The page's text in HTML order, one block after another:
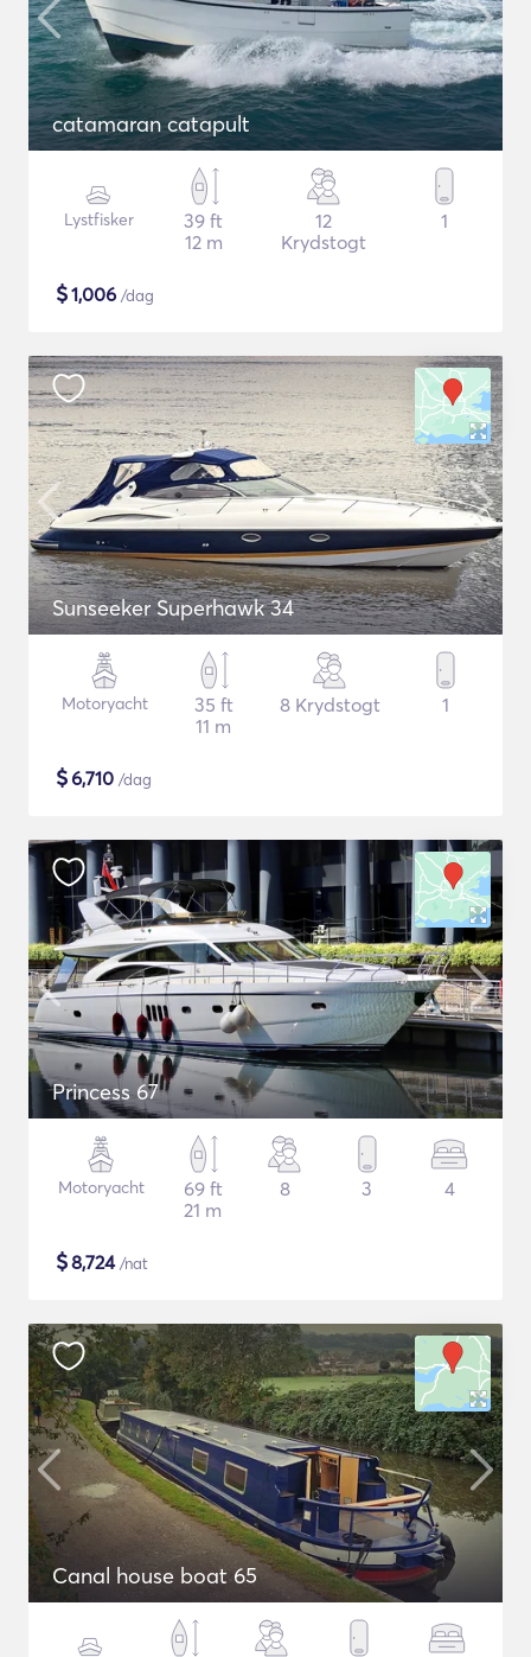
catamaran catapult
Lystfisker
39 ft
12 m
12
Krydstogt
1
$1,006 /dag
Sunseeker Superhawk 34
Motoryacht
35 ft
11 m
8 Krydstogt 1
$6,710 /dag
Princess 67
Motoryacht
69 ft
21 m
8 3 4
$8,724/nat
Canal house boat 65